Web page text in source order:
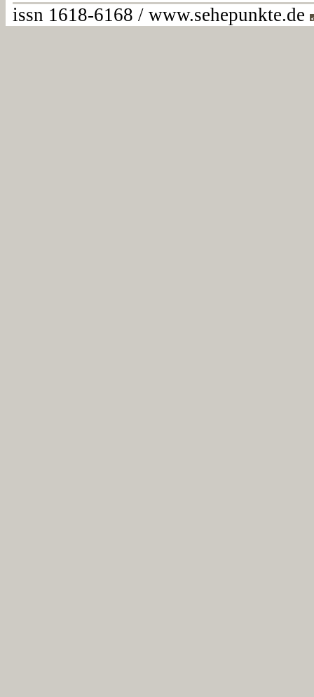
issn 1618-6168 / www.sehepunkte.de